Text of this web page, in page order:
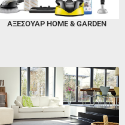
ΑΞΕΣΟΥΑΡ HOME & GARDEN